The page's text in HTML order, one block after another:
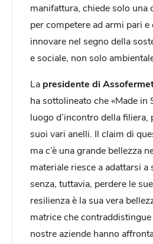
manifattura, chiede solo una
per competere ad armi pari e
innovare nel segno della
e sociale, non solo
La presidente di
ha sottolineato che «Made in
luogo d’incontro della filiera,
suoi vari anelli. Il claim di
ma c’è una grande bellezza
materiale riesce a adattarsi
senza, tuttavia, perdere le
resilienza è la sua vera
matrice che contraddistingue
nostre aziende hanno